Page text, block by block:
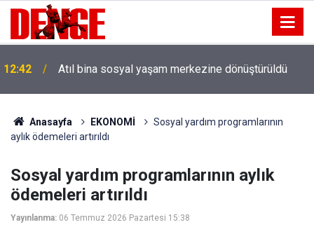
12:42 Atıl bina sosyal yaşam merkezine dönüştürüldü
Anasayfa EKONOMİ
Sosyal yardım programlarının
aylık ödemeleri artırıldı
Sosyal yardım programlarının aylık
ödemeleri artırıldı
Yayınlanma: 06 Temmuz 2026 Pazartesi 15:38